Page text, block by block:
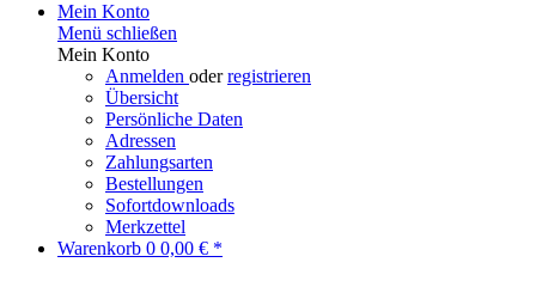
Mein Konto
Menü schließen
Mein Konto
Anmelden oderregistrieren
Übersicht
Persönliche Daten
Adressen
Zahlungsarten
Bestellungen
Sofortdownloads
Merkzettel
Warenkorb 0 0,00 € *